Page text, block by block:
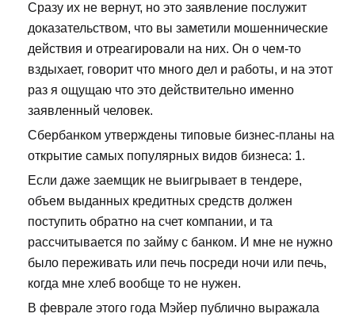
Сразу их не вернут, но это заявление послужит
доказательством, что вы заметили мошеннические
действия и отреагировали на них. Он о чем-то
вздыхает, говорит что много дел и работы, и на этот
раз я ощущаю что это действительно именно
заявленный человек.
Сбербанком утверждены типовые бизнес-планы на
открытие самых популярных видов бизнеса: 1.
Если даже заемщик не выигрывает в тендере,
объем выданных кредитных средств должен
поступить обратно на счет компании, и та
рассчитывается по займу с банком. И мне не нужно
было переживать или печь посреди ночи или печь,
когда мне хлеб вообще то не нужен.
В феврале этого года Мэйер публично выражала